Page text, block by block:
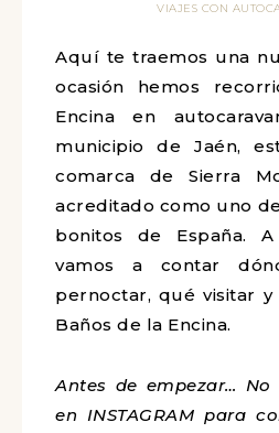
VIAJES CON
Aquí te traemos una
ocasión hemos
Encina en
municipio de Jaén,
comarca de Sierra
acreditado como uno
bonitos de España.
vamos a contar
pernoctar, qué visitar
Baños de la Encina.
Antes de empezar… No
en INSTAGRAM para